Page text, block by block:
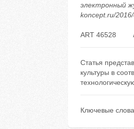
электронный
koncept.ru/
ART 46528
Статья
культуры в
Ключевые